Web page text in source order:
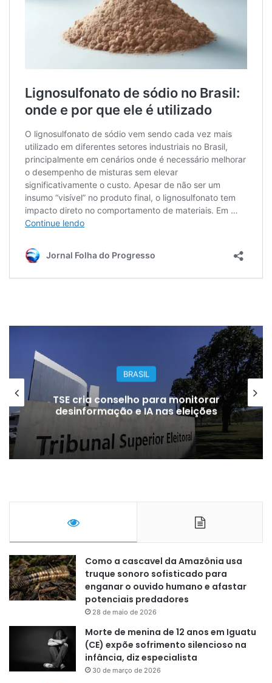
BRASIL
TSE cria conselho para monitorar
desinformação e IA nas eleições
Como a cascavel da Amazônia usa
truque sonoro sofisticado para
enganar o ouvido humano e afastar
potenciais predadores
28 de maio de 2026
Morte de menina de 12 anos em Iguatu
(CE) expõe sofrimento silencioso na
infância, diz especialista
30 de março de 2026